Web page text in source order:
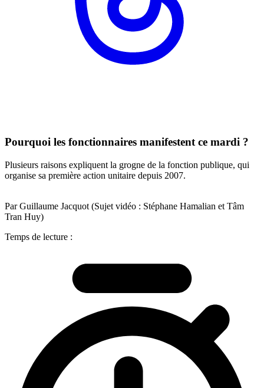
Pourquoi les fonctionnaires manifestent ce mardi ?
Plusieurs raisons expliquent la grogne de la fonction publique, qui
organise sa première action unitaire depuis 2007.
Par Guillaume Jacquot (Sujet vidéo : Stéphane Hamalian et Tâm
Tran Huy)
Temps de lecture :